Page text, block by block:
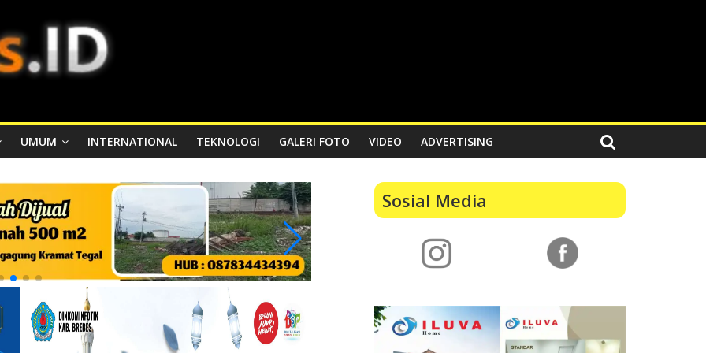
UMUM INTERNATIONAL TEKNOLOGI GALERI FOTO VIDEO ADVERTISING
Sosial Media